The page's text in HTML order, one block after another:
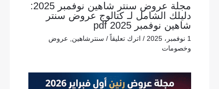
مجلة عروض سنتر شاهين نوفمبر 2025:
دليلك الشامل لـ كتالوج عروض سنتر
شاهين نوفمبر 2025 pdf
1 نوفمبر، 2025 / اترك تعليقاً / سنترشاهين
عروض
وخصومات